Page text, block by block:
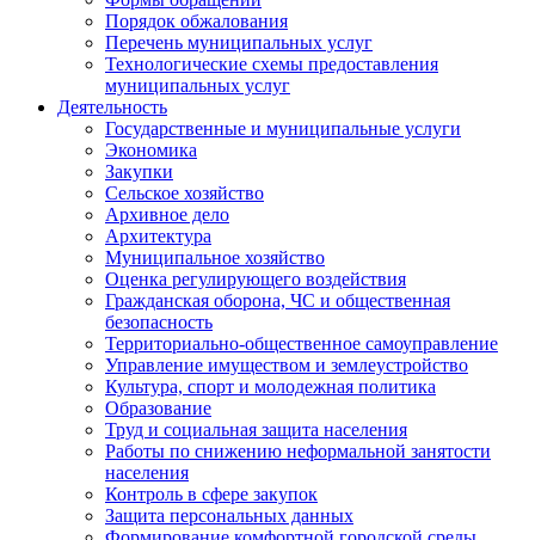
Порядок обжалования
Перечень муниципальных услуг
Технологические схемы предоставления
муниципальных услуг
Деятельность
Государственные и муниципальные услуги
Экономика
Закупки
Сельское хозяйство
Архивное дело
Архитектура
Муниципальное хозяйство
Оценка регулирующего воздействия
Гражданская оборона, ЧС и общественная
безопасность
Территориально-общественное самоуправление
Управление имуществом и землеустройство
Культура, спорт и молодежная политика
Образование
Труд и социальная защита населения
Работы по снижению неформальной занятости
населения
Контроль в сфере закупок
Защита персональных данных